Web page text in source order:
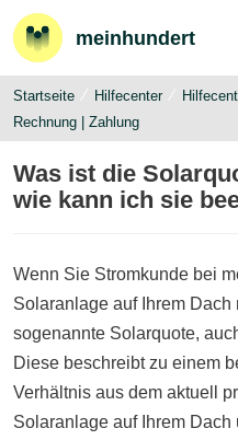
meinhundert
Startseite Hilfecenter
Rechnung | Zahlung
Was ist die
wie kann ich sie
Wenn Sie Stromkunde bei
Solaranlage auf Ihrem
sogenannte Solarquote,
Diese beschreibt zu einem
Verhältnis aus dem aktuell
Solaranlage auf Ihrem Dach